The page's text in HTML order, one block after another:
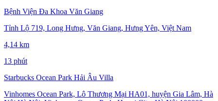
Bệnh Viện Đa Khoa Văn Giang
Tỉnh Lộ 719, Long Hưng, Văn Giang, Hưng Yên, Việt Nam
4,14 km
13 phút
Starbucks Ocean Park Hải Âu Villa
Vinhomes Ocean Park, Lô Thương Mại HA01, huyện Gia Lâm, Hà